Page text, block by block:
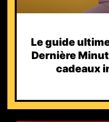
Le guide
Dernière
cadeaux